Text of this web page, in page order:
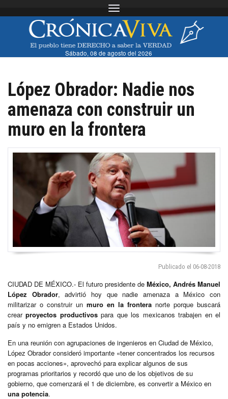
Toggle navigation
Sábado, 08 de agosto del 2026
López Obrador: Nadie nos
amenaza con construir un
muro en la frontera
Publicado el 06-08-2018
CIUDAD DE MÉXICO.- El futuro presidente de México, Andrés Manuel
López Obrador, advirtió hoy que nadie amenaza a México con
militarizar o construir un muro en la frontera norte porque buscará
crearproyectos productivospara que los mexicanos trabajen en el
país y no emigren a Estados Unidos.
En una reunión con agrupaciones de ingenieros en Ciudad de México,
López Obrador consideró importante «tener concentrados los recursos
en pocas acciones», aprovechó para explicar algunos de sus
programas prioritarios y recordó que uno de los objetivos de su
gobierno, que comenzará el 1 de diciembre, es convertir a México en
una potencia.